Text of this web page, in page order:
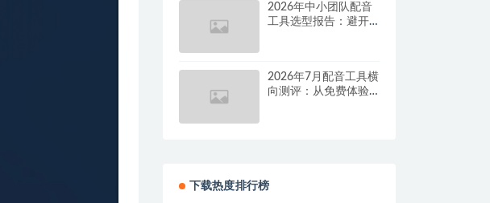
2026年中小团队配音
工具选型报告：避开
2026年7月配音工具横
向测评：从免费体验
下载热度排行榜